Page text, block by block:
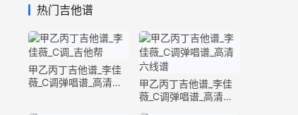
热门吉他谱
甲乙丙丁吉他谱_李佳
薇_C调弹唱谱_高清六
甲乙丙丁吉他谱_李佳
薇_C调弹唱谱_高清六